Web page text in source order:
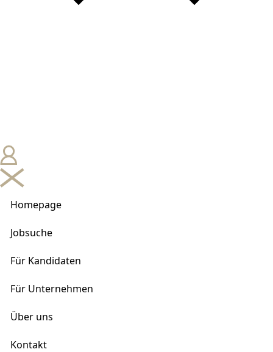
Homepage
Jobsuche
Für Kandidaten
Für Unternehmen
Über uns
Kontakt